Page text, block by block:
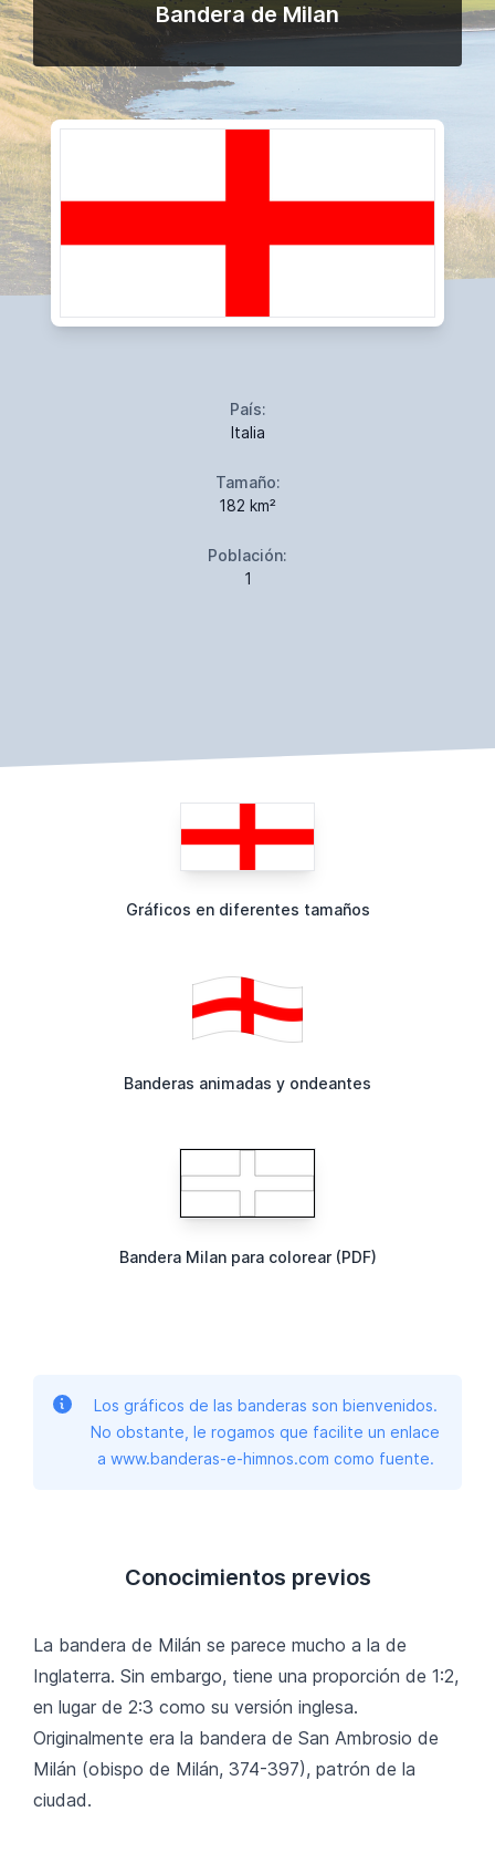
Bandera de Milan
País:
Italia
Tamaño:
182 km²
Población:
1
Gráficos en diferentes tamaños
Banderas animadas y ondeantes
Bandera Milan para colorear (PDF)
Los gráficos de las banderas son bienvenidos.
No obstante, le rogamos que facilite un enlace
a www.banderas-e-himnos.com como fuente.
Conocimientos previos
La bandera de Milán se parece mucho a la de
Inglaterra. Sin embargo, tiene una proporción de 1:2,
en lugar de 2:3 como su versión inglesa.
Originalmente era la bandera de San Ambrosio de
Milán (obispo de Milán, 374-397), patrón de la
ciudad.